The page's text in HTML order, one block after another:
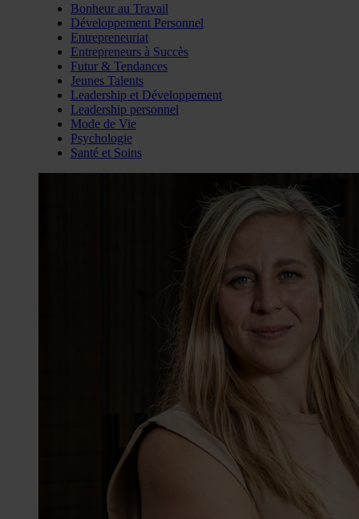
Bonheur au Travail
Développement Personnel
Entrepreneuriat
Entrepreneurs à Succès
Futur & Tendances
Jeunes Talents
Leadership et Développement
Leadership personnel
Mode de Vie
Psychologie
Santé et Soins